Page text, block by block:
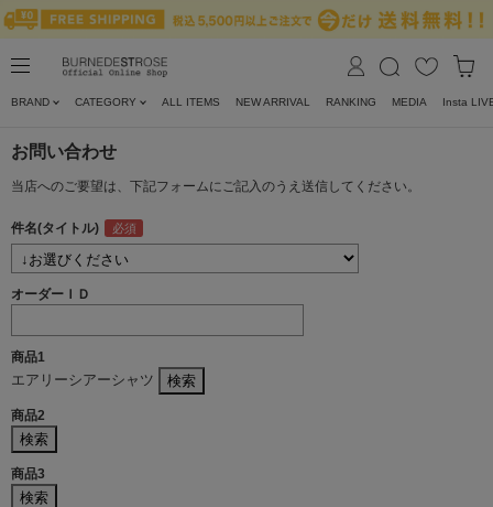
BRAND CATEGORY ALL ITEMS NEW ARRIVAL RANKING MEDIA Insta
お問い合わせ
当店へのご要望は、下記フォームにご記入のうえ送信してください。
件名(タイトル)
オーダーＩＤ
商品1
エアリーシアーシャツ
商品2
商品3